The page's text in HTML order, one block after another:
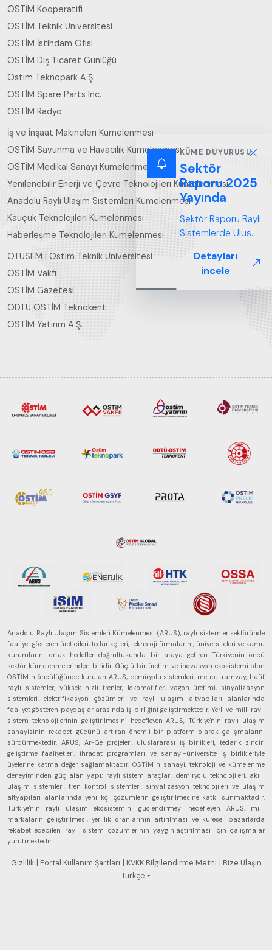
KÜME DUYURUSU
Sektör
Raporu 2025
Yayında
Sektör Raporu Raylı
Sistemlerde Ulusal
ve Küresel
Perspektif ARUS
tarafından
hazırlanan "Raylı
Sistemlerde Ulusal
Perspektif – Sektör
sektörünü teknoloji
eğilimleri,
perspektifi
bir referans
Detayları
incele
OSTİM Kooperatifi
OSTİM Teknik Üniversitesi
OSTİM İstihdam Ofisi
OSTİM Dış Ticaret Günlüğü
Ostim Teknopark A.Ş.
OSTİM Spare Parts Inc.
OSTİM Radyo
İş ve İnşaat Makineleri Kümelenmesi
OSTİM Savunma ve Havacılık Kümelenmesi
OSTİM Medikal Sanayi Kümelenmesi
Yenilenebilir Enerji ve Çevre Teknolojileri Kümelenmesi
Anadolu Raylı Ulaşım Sistemleri Kümelenmesi
Kauçuk Teknolojileri Kümelenmesi
Haberleşme Teknolojileri Kümelenmesi
OTÜSEM | Ostim Teknik Üniversitesi
OSTİM Vakfı
OSTİM Gazetesi
ODTÜ OSTİM Teknokent
OSTİM Yatırım A.Ş.
Anadolu Raylı Ulaşım Sistemleri Kümelenmesi (ARUS), raylı sistemler sektöründe
faaliyet gösteren üreticileri, tedarikçileri, teknoloji firmalarını, üniversiteleri ve kamu
kurumlarını ortak hedefler doğrultusunda bir araya getiren Türkiye'nin öncü
sektör kümelenmelerinden biridir. Güçlü bir üretim ve inovasyon ekosistemi olan
OSTİM'in öncülüğünde kurulan ARUS; demiryolu sistemleri, metro, tramvay, hafif
raylı sistemler, yüksek hızlı trenler, lokomotifler, vagon üretimi, sinyalizasyon
sistemleri, elektrifikasyon çözümleri ve raylı ulaşım altyapıları alanlarında
faaliyet gösteren paydaşlar arasında iş birliğini geliştirmektedir. Yerli ve milli raylı
sistem teknolojilerinin geliştirilmesini hedefleyen ARUS, Türkiye'nin raylı ulaşım
sanayisinin rekabet gücünü artıran önemli bir platform olarak çalışmalarını
sürdürmektedir. ARUS; Ar-Ge projeleri, uluslararası iş birlikleri, tedarik zinciri
geliştirme faaliyetleri, ihracat programları ve sanayi-üniversite iş birlikleriyle
üyelerine katma değer sağlamaktadır. OSTİM'in sanayi, teknoloji ve kümelenme
deneyiminden güç alan yapı; raylı sistem araçları, demiryolu teknolojileri, akıllı
ulaşım sistemleri, tren kontrol sistemleri, sinyalizasyon teknolojileri ve ulaşım
altyapıları alanlarında yenilikçi çözümlerin geliştirilmesine katkı sunmaktadır.
Türkiye'nin raylı ulaşım ekosistemini güçlendirmeyi hedefleyen ARUS, milli
markaların geliştirilmesi, yerlilik oranlarının artırılması ve küresel pazarlarda
rekabet edebilen raylı sistem çözümlerinin yaygınlaştırılması için çalışmalar
yürütmektedir.
Gizlilik | Portal Kullanım Şartları | KVKK Bilgilendirme Metni
| Bize Ulaşın
Türkçe